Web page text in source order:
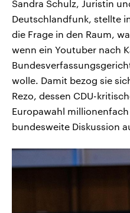
Sandra Schulz, Juristin
Deutschlandfunk, stellte
die Frage in den Raum,
wenn ein Youtuber nach
wolle. Damit bezog sie
Rezo, dessen CDU-
Europawahl
bundesweite Diskussion